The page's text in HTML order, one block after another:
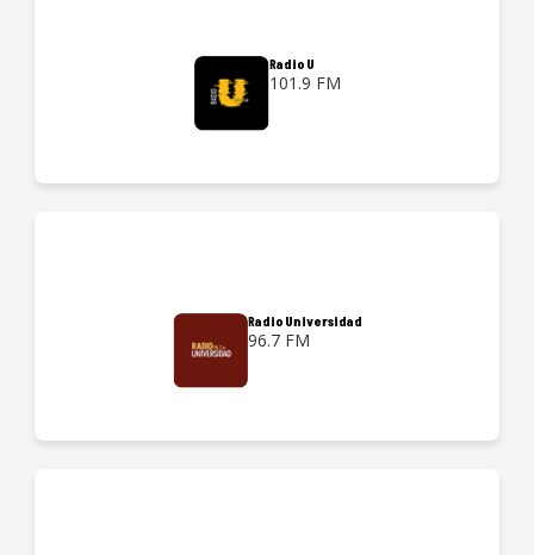
Radio U
101.9 FM
Radio Universidad
96.7 FM